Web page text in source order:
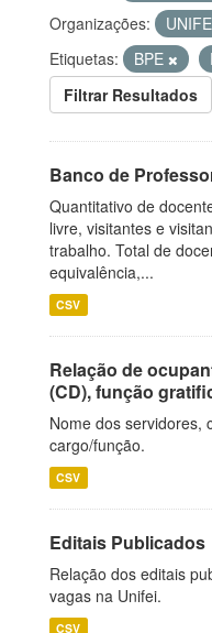
Organizações:
Etiquetas:
BPE
Filtrar Resultados
Banco de
Quantitativo de
livre, visitantes e
trabalho. Total de
equivalência,...
CSV
Relação de
(CD), função
Nome dos servidores,
cargo/função.
CSV
Editais Publicados
Relação dos editais
vagas na Unifei.
CSV